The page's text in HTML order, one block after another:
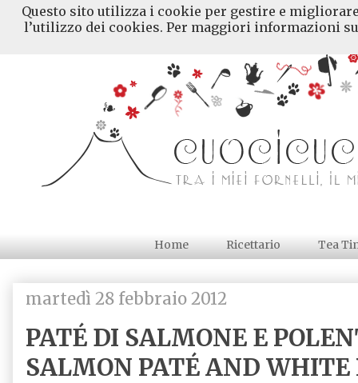
Home Ricettario Tea
martedì 28 febbraio 2012
PATÉ DI SALMONE E
SALMON PATÉ AND WHITE
Questo sito utilizza i cookie per gestire e
l’utilizzo dei cookies. Per maggiori informazioni